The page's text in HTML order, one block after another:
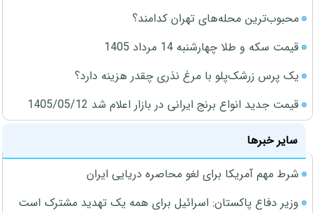
محبوب‌ترین محله‌های تهران کدامند؟
قیمت سکه و طلا چهارشنبه 14 مرداد 1405
یک پرس زرشک‌پلو با مرغ نذری چقدر هزینه دارد؟
قیمت جدید انواع برنج ایرانی در بازار اعلام شد 1405/05/12
سایر خبرها
شرط مهم آمریکا برای لغو محاصره دریایی ایران
وزیر دفاع پاکستان: اسرائیل برای همه یک تهدید مشترک است